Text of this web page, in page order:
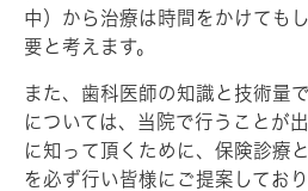
中）から治療は時間をかけても
要と考えます。
また、歯科医師の知識と技術量
については、当院で行うことが
に知って頂くために、保険診療
を必ず行い皆様にご提案しており